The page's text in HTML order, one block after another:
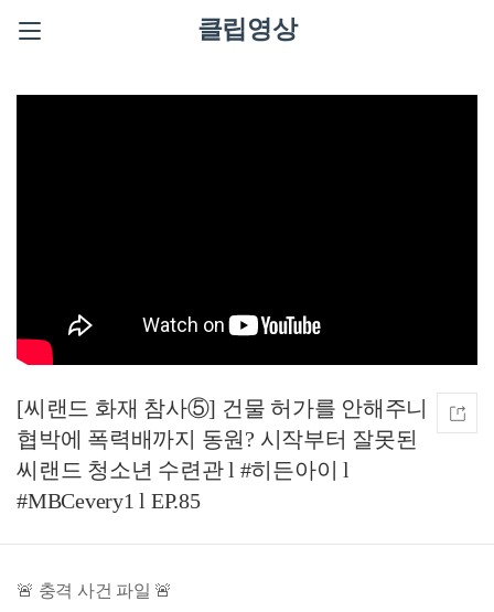
클립영상
[씨랜드 화재 참사⑤] 건물 허가를 안해주니
협박에 폭력배까지 동원? 시작부터 잘못된
씨랜드 청소년 수련관 l #히든아이 l
#MBCevery1 l EP.85
🚨 충격 사건 파일 🚨